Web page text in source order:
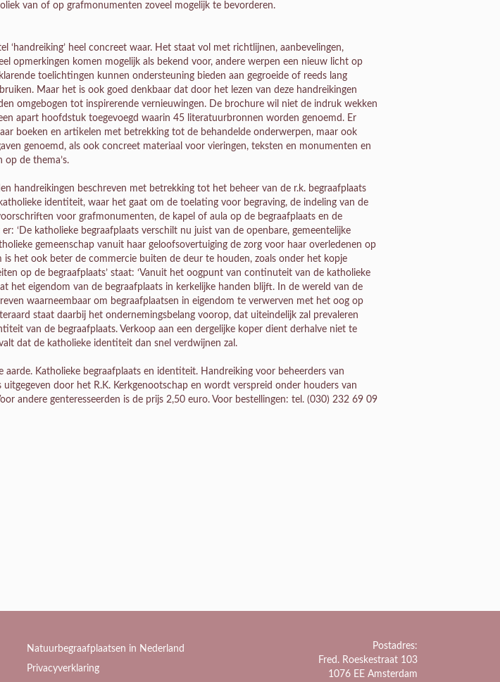
van of op grafmonumenten zoveel mogelijk te bevorderen.
‘handreiking’ heel concreet waar. Het staat vol met richtlijnen, aanbevelingen,
opmerkingen komen mogelijk als bekend voor, andere werpen een nieuw licht op
toelichtingen kunnen ondersteuning bieden aan gegroeide of reeds lang
Maar het is ook goed denkbaar dat door het lezen van deze handreikingen
omgebogen tot inspirerende vernieuwingen. De brochure wil niet de indruk wekken
apart hoofdstuk toegevoegd waarin 45 literatuurbronnen worden genoemd. Er
boeken en artikelen met betrekking tot de behandelde onderwerpen, maar ook
genoemd, als ook concreet materiaal voor vieringen, teksten en monumenten en
op de thema’s.
handreikingen beschreven met betrekking tot het beheer van de r.k. begraafplaats
identiteit, waar het gaat om de toelating voor begraving, de indeling van de
voor grafmonumenten, de kapel of aula op de begraafplaats en de
‘De katholieke begraafplaats verschilt nu juist van de openbare, gemeentelijke
gemeenschap vanuit haar geloofsovertuiging de zorg voor haar overledenen op
is het ook beter de commercie buiten de deur te houden, zoals onder het kopje
op de begraafplaats’ staat: ‘Vanuit het oogpunt van continuteit van de katholieke
het eigendom van de begraafplaats in kerkelijke handen blijft. In de wereld van de
waarneembaar om begraafplaatsen in eigendom te verwerven met het oog op
staat daarbij het ondernemingsbelang voorop, dat uiteindelijk zal prevaleren
van de begraafplaats. Verkoop aan een dergelijke koper dient derhalve niet te
dat de katholieke identiteit dan snel verdwijnen zal.
aarde. Katholieke begraafplaats en identiteit. Handreiking voor beheerders van
uitgegeven door het R.K. Kerkgenootschap en wordt verspreid onder houders van
andere genteresseerden is de prijs 2,50 euro. Voor bestellingen: tel. (030) 232 69 09
Natuurbegraafplaatsen in Nederland
Privacyverklaring
Postadres:
Fred. Roeskestraat 103
1076 EE Amsterdam